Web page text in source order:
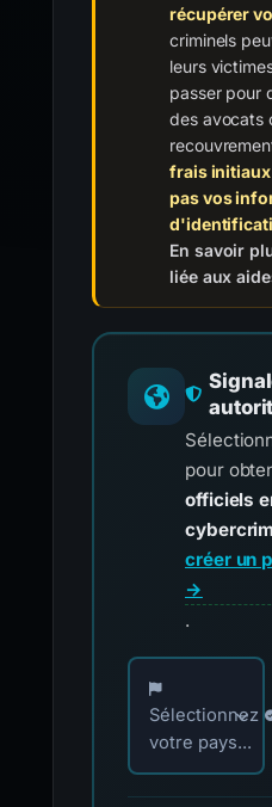
récupérer
criminels
leurs
passer pour
des avocats
frais initiaux
pas vos
En savoir
liée aux
pour
officiels
créer un
→
.
Choisissez
Sélectionnez
votre pays...